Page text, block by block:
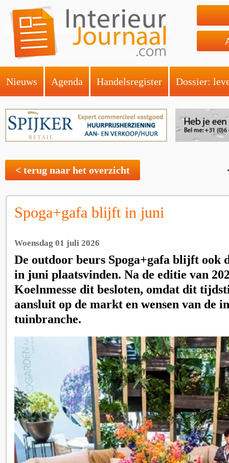
Nieuws Agenda Handelsregister Dossier:
< terug naar het overzicht
Spoga+gafa blijft in juni
Woensdag 01 juli 2026
De outdoor beurs Spoga+gafa blijft ook
in juni plaatsvinden. Na de editie van
Koelnmesse dit besloten, omdat dit
aansluit op de markt en wensen van de
tuinbranche.